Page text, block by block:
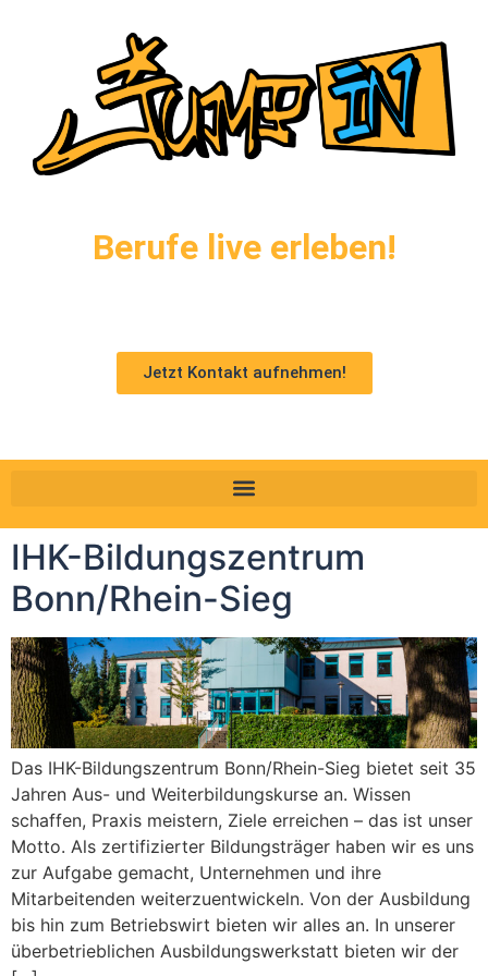
Berufe live erleben!
Jetzt Kontakt aufnehmen!
IHK-Bildungszentrum
Bonn/Rhein-Sieg
Das IHK-Bildungszentrum Bonn/Rhein-Sieg bietet seit 35
Jahren Aus- und Weiterbildungskurse an. Wissen
schaffen, Praxis meistern, Ziele erreichen – das ist unser
Motto. Als zertifizierter Bildungsträger haben wir es uns
zur Aufgabe gemacht, Unternehmen und ihre
Mitarbeitenden weiterzuentwickeln. Von der Ausbildung
bis hin zum Betriebswirt bieten wir alles an. In unserer
überbetrieblichen Ausbildungswerkstatt bieten wir der